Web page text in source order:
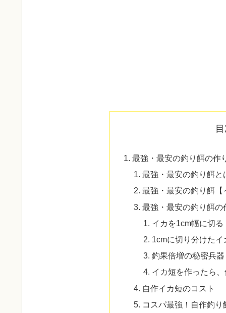
最強・最安の釣り餌の作
最強・最安の釣り餌と
最強・最安の釣り餌【
最強・最安の釣り餌
イカを1cm幅に切る
1cmに切り分けた
釣果倍増の秘密兵
イカ短を作ったら
自作イカ短のコスト
コスパ最強！自作釣